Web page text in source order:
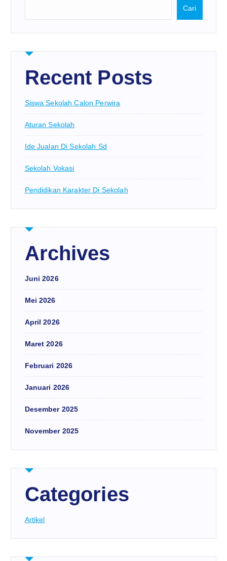
Cari
Recent Posts
Siswa Sekolah Calon Perwira
Aturan Sekolah
Ide Jualan Di Sekolah Sd
Sekolah Vokasi
Pendidikan Karakter Di Sekolah
Archives
Juni 2026
Mei 2026
April 2026
Maret 2026
Februari 2026
Januari 2026
Desember 2025
November 2025
Categories
Artikel